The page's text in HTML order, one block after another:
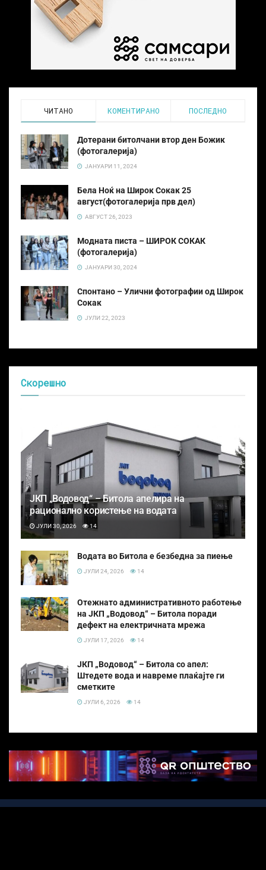
ЧИТАНО КОМЕНТИРАНО ПОСЛЕДНО
Дотерани битолчани втор ден Божик
(фотогалерија)
ЈАНУАРИ 11, 2024
Бела Ноќ на Широк Сокак 25
август(фотогалерија прв дел)
АВГУСТ 26, 2023
Модната писта – ШИРОК СОКАК
(фотогалерија)
ЈАНУАРИ 30, 2024
Спонтано – Улични фотографии од Широк
Сокак
ЈУЛИ 22, 2023
Скорешно
ЈКП „Водовод“ – Битола апелира на
рационално користење на водата
ЈУЛИ 30, 2026 14
Водата во Битола е безбедна за пиење
ЈУЛИ 24, 2026 14
Отежнато административното работење
на ЈКП „Водовод“ – Битола поради
дефект на електричната мрежа
ЈУЛИ 17, 2026 14
ЈКП „Водовод“ – Битола со апел:
Штедете вода и навреме плаќајте ги
сметките
ЈУЛИ 6, 2026 14